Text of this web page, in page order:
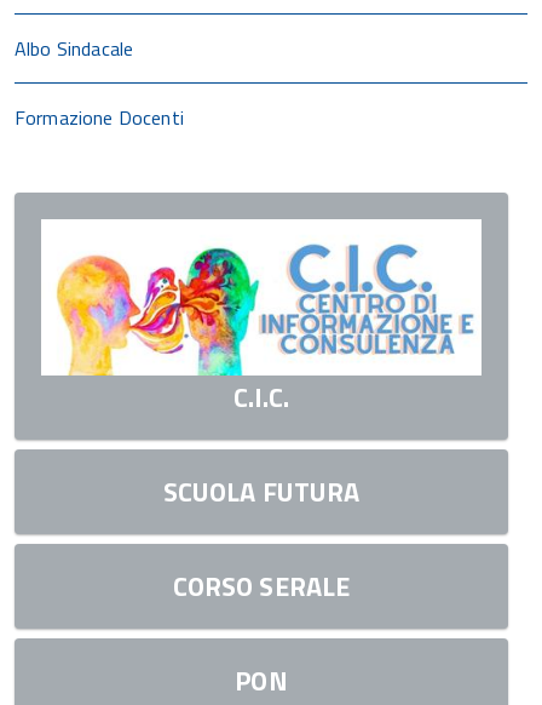
Albo Sindacale
Formazione Docenti
C.I.C.
SCUOLA FUTURA
CORSO SERALE
PON